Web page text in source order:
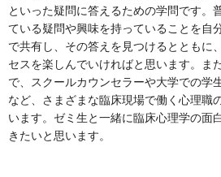
といった疑問に答えるための学問です。
ている疑問や興味を持っていることを自
で共有し、その答えを見つけるとともに
セスを楽しんでいければと思います。ま
で、スクールカウンセラーや大学での学
など、さまざまな臨床現場で働く心理職
います。ゼミ生と一緒に臨床心理学の面
きたいと思います。